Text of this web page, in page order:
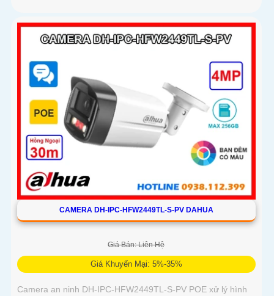
CAMERA DH-IPC-HFW2449TL-S-PV DAHUA
Giá Bán: Liên Hệ
Giá Khuyến Mại: 5%-35%
Camera an ninh DH-IPC-HFW2449TL-S-PV POE xử lý hình